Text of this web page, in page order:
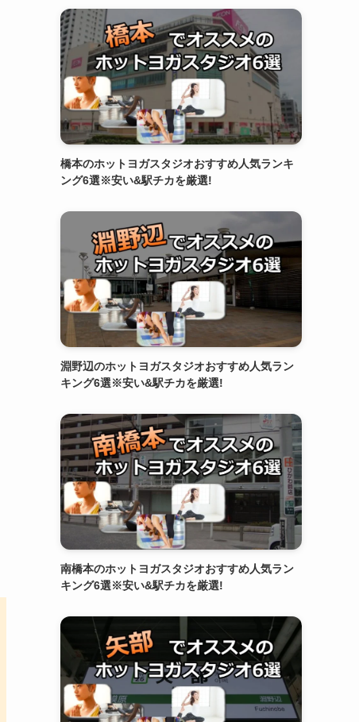
橋本のホットヨガスタジオおすすめ人気ランキ
ング6選※安い&駅チカを厳選!
淵野辺のホットヨガスタジオおすすめ人気ラン
キング6選※安い&駅チカを厳選!
南橋本のホットヨガスタジオおすすめ人気ラン
キング6選※安い&駅チカを厳選!